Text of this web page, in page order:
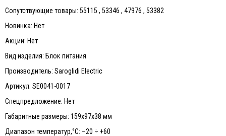
Сопутствующие товары: 55115 , 53346 , 47976 , 53382
Новинка: Нет
Акции: Нет
Вид изделия: Блок питания
Производитель: Saroglidi Electric
Артикул: SE0041-0017
Спецпредложение: Нет
Габаритные размеры: 159х97х38 мм
Диапазон температур,°С: –20 ÷ +60